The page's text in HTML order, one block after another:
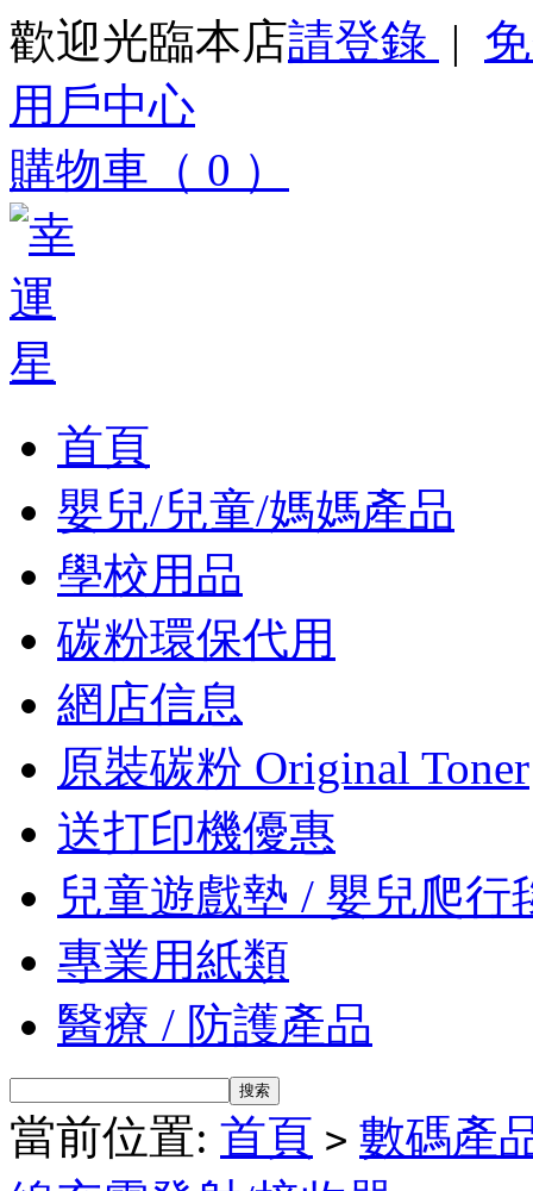
歡迎光臨本店請登錄 |
用戶中心
購物車（ 0 ）
首頁
嬰兒/兒童/媽媽產品
學校用品
碳粉環保代用
網店信息
原裝碳粉 Original Toner
送打印機優惠
兒童遊戲墊 / 嬰兒爬行
專業用紙類
醫療 / 防護產品
當前位置: 首頁 > 數碼產